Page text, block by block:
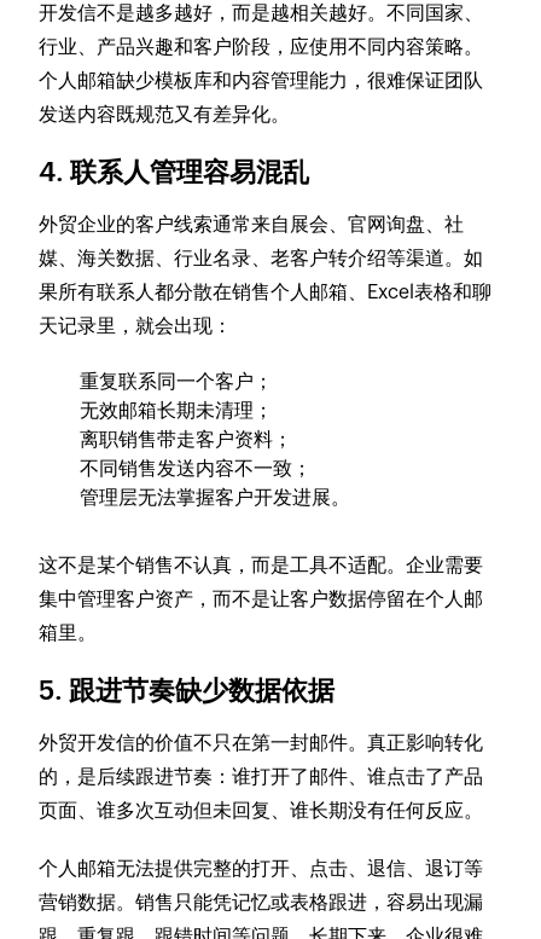
开发信不是越多越好，而是越相关越好。不同国家、
行业、产品兴趣和客户阶段，应使用不同内容策略。
个人邮箱缺少模板库和内容管理能力，很难保证团队
发送内容既规范又有差异化。
4. 联系人管理容易混乱
外贸企业的客户线索通常来自展会、官网询盘、社
媒、海关数据、行业名录、老客户转介绍等渠道。如
果所有联系人都分散在销售个人邮箱、Excel表格和聊
天记录里，就会出现：
重复联系同一个客户；
无效邮箱长期未清理；
离职销售带走客户资料；
不同销售发送内容不一致；
管理层无法掌握客户开发进展。
这不是某个销售不认真，而是工具不适配。企业需要
集中管理客户资产，而不是让客户数据停留在个人邮
箱里。
5. 跟进节奏缺少数据依据
外贸开发信的价值不只在第一封邮件。真正影响转化
的，是后续跟进节奏：谁打开了邮件、谁点击了产品
页面、谁多次互动但未回复、谁长期没有任何反应。
个人邮箱无法提供完整的打开、点击、退信、退订等
营销数据。销售只能凭记忆或表格跟进，容易出现漏